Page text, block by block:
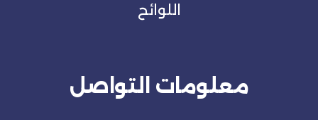
اللوائح
معلومات التواصل